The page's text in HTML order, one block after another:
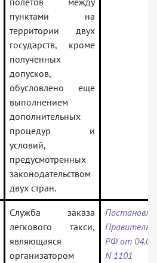
пунктами на
территории двух
государств, кроме
полученных
допусков,
обусловлено еще
выполнением
дополнительных
процедур и
условий,
предусмотренных
законодательством
двух стран.
Служба заказа
легкового такси,
являющаяся
организатором
РФ от
N 1101